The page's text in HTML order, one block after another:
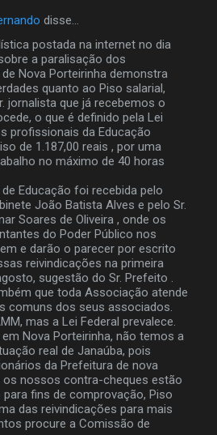
disse…
postada na internet no dia
a paralisação dos
Nova Porteirinha demonstra
quanto ao Piso salarial,
jornalista que já recebemos o
o que é definido pela Lei
profissionais da Educação
de 1.187,00 reais , por uma
no máximo de 40 horas
Educação foi recebida pelo
João Batista Alves e pelo Sr.
Soares de Oliveira , onde os
do Poder Público nos
e darão o parecer por escrito
reivindicações na primeira
sugestão do Sr. Prefeito .
que toda Associação atende
comuns dos seus associados.
mas a Lei Federal prevalece.
Nova Porteirinha, não temos a
real de Janaúba, pois
da Prefeitura de nova
os nossos contra-cheques estão
fins de comprovação, Piso
das reivindicações para mais
procure a Comissão de